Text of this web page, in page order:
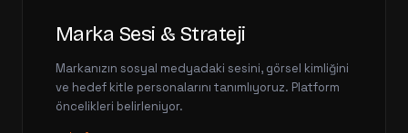
Marka Sesi & Strateji
Markanızın sosyal medyadaki sesini, görsel kimliğini
ve hedef kitle personalarını tanımlıyoruz. Platform
öncelikleri belirleniyor.